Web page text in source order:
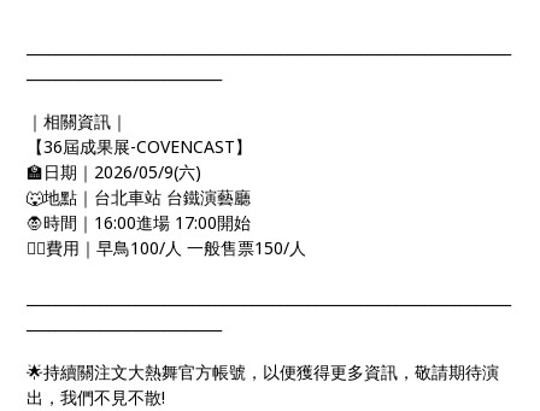
｜相關資訊｜
【36屆成果展-COVENCAST】
🏫日期｜2026/05/9(六)
🐺地點｜台北車站 台鐵演藝廳
🧛時間｜16:00進場 17:00開始
🧜‍♀️費用｜早鳥100/人 一般售票150/人
🌟持續關注文大熱舞官方帳號，以便獲得更多資訊，敬請期待演
出，我們不見不散!